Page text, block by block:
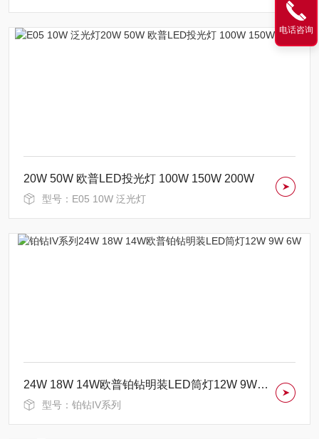
20W 50W 欧普LED投光灯 100W 150W 200W
型号：E05 10W 泛光灯
24W 18W 14W欧普铂钻明装LED筒灯12W 9W 6W
型号：铂钻IV系列
电话咨询